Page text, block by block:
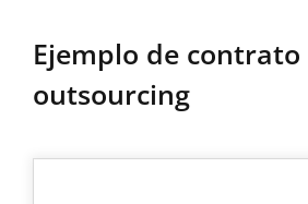
Ejemplo de contrato
outsourcing